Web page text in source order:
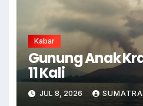
Kabar
Gunung Anak
11 Kali
JUL 8, 2026